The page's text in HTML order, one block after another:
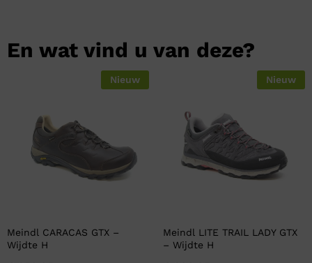
En wat vind u van deze?
Nieuw
Meindl CARACAS GTX –
Wijdte H
Nieuw
Meindl LITE TRAIL LADY GTX
– Wijdte H